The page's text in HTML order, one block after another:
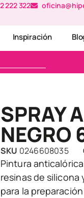
222 322
Inspiración
SPRAY
NEGRO
SKU 0246608035
Pintura
resinas de
para la